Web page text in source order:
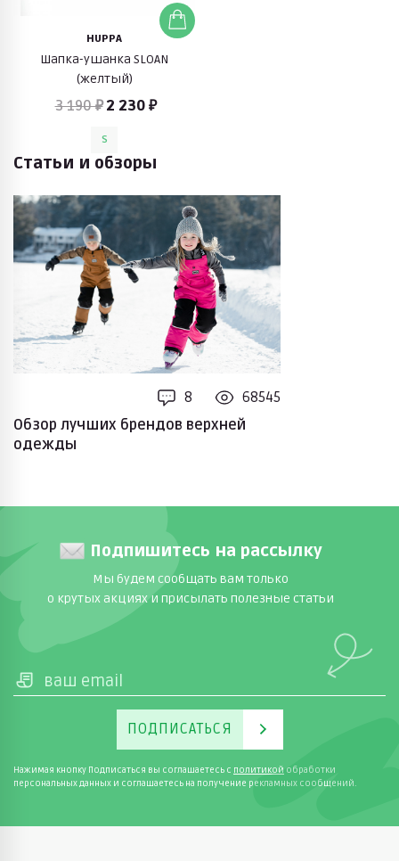
HUPPA
Шапка-ушанка SLOAN
(желтый)
3 190 ₽ 2 230 ₽
S
Статьи и обзоры
8
68545
Обзор лучших брендов верхней
одежды
Подпишитесь на рассылку
Мы будем сообщать вам только
о крутых акциях и присылать полезные статьи
ПОДПИСАТЬСЯ
Нажимая кнопку Подписаться вы соглашаетесь с политикой обработки
персональных данных и соглашаетесь на получение рекламных сообщений.